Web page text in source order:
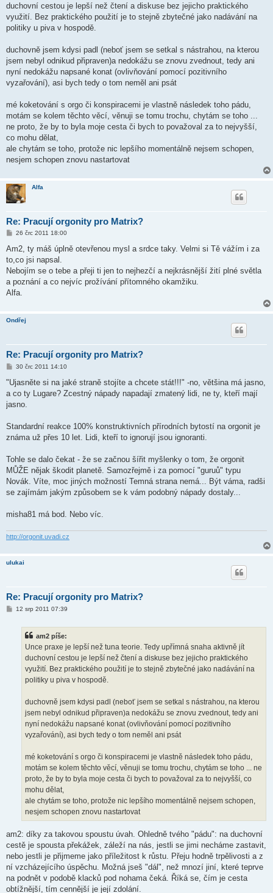
duchovní cestou je lepší než čtení a diskuse bez jejicho praktického
využití. Bez praktického použití je to stejně zbytečné jako nadávání na
politiky u piva v hospodě.
duchovně jsem kdysi padl (neboť jsem se setkal s nástrahou, na kterou
jsem nebyl odnikud připraven)a nedokážu se znovu zvednout, tedy ani
nyní nedokážu napsané konat (ovlivňování pomocí pozitivního
vyzařování), asi bych tedy o tom neměl ani psát
mé koketování s orgo či konspiracemi je vlastně následek toho pádu,
motám se kolem těchto věcí, věnuji se tomu trochu, chytám se toho ...
ne proto, že by to byla moje cesta či bych to považoval za to nejvyšší,
co mohu dělat,
ale chytám se toho, protože nic lepšího momentálně nejsem schopen,
nesjem schopen znovu nastartovat
Alfa
Re: Pracují orgonity pro Matrix?
P
í
p
ě
e
k
26 črc 2011 18:00
Am2, ty máš úplně otevřenou mysl a srdce taky. Velmi si Tě vážím i za
to,co jsi napsal.
Nebojím se o tebe a přeji ti jen to nejhezčí a nejkrásnější žití plné světla
a poznání a co nejvíc prožívání přítomného okamžiku.
Alfa.
Ondřej
Re: Pracují orgonity pro Matrix?
P
í
s
p
ě
k
30 črc 2011 14:10
"Ujasněte si na jaké straně stojíte a chcete stát!!!" -no, většina má jasno,
a co ty Lugare? Zcestný nápady napadají zmatený lidi, ne ty, kteří mají
jasno.
Standardní reakce 100% konstruktivních přírodních bytostí na orgonit je
známa už přes 10 let. Lidi, kteří to ignorují jsou ignoranti.
Tohle se dalo čekat - že se začnou šířit myšlenky o tom, že orgonit
MŮŽE nějak škodit planetě. Samozřejmě i za pomocí "guruů" typu
Novák. Víte, moc jiných možností Temná strana nemá... Být váma, radši
se zajímám jakým způsobem se k vám podobný nápady dostaly...
misha81 má bod. Nebo víc.
http://orgonit.uvadi.cz
ulukai
Re: Pracují orgonity pro Matrix?
P12 srp 2011 07:39
am2 píše:
Unce praxe je lepší než tuna teorie. Tedy upřímná snaha aktivně jít
duchovní cestou je lepší než čtení a diskuse bez jejicho praktického
využití. Bez praktického použití je to stejně zbytečné jako nadávání na
politiky u piva v hospodě.
duchovně jsem kdysi padl (neboť jsem se setkal s nástrahou, na kterou
jsem nebyl odnikud připraven)a nedokážu se znovu zvednout, tedy ani
nyní nedokážu napsané konat (ovlivňování pomocí pozitivního
vyzařování), asi bych tedy o tom neměl ani psát
mé koketování s orgo či konspiracemi je vlastně následek toho pádu,
motám se kolem těchto věcí, věnuji se tomu trochu, chytám se toho ... ne
proto, že by to byla moje cesta či bych to považoval za to nejvyšší, co
mohu dělat,
ale chytám se toho, protože nic lepšího momentálně nejsem schopen,
nesjem schopen znovu nastartovat
am2: díky za takovou spoustu úvah. Ohledně tvého "pádu": na duchovní
cestě je spousta překážek, záleží na nás, jestli se jimi necháme zastavit,
nebo jestli je přijmeme jako příležitost k růstu. Přeju hodně trpělivosti a z
ní vzcházejícího úspěchu. Možná jseš "dál", než mnozí jiní, které teprve
na podnět v podobě klacků pod nohama čeká. Říká se, čím je cesta
obtížnější, tím cennější je její zdolání.